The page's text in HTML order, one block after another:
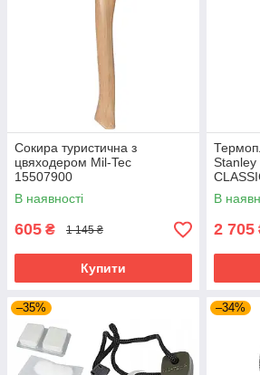
Сокира туристична з
цвяходером Mil-Tec
15507900
В наявності
605 ₴ 1 145 ₴
Купити
Stanley
Clay
В
2 705
–35% –34%